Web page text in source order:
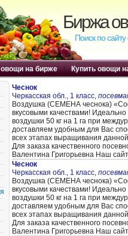
Биржа
Поиск по
на бирже | Купить овощи
Чеснок
Черкасская обл., 1 класс,
Воздушка (CЕМЕНА чеснока)
вкусовыми качествами!
воздушки 50 кг на 1 га при
доставляем удобным для Вас
всех этапах выращивания
Для заказа качественного
Валентина Григорьевна Наш
Чеснок
Черкасская обл., 1 класс,
Воздушка (CЕМЕНА чеснока)
вкусовыми качествами!
воздушки 50 кг на 1 га при
доставляем удобным для Вас
всех этапах выращивания
Для заказа качественного
Валентина Григорьевна Наш